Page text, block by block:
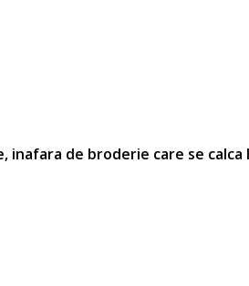
inafara de broderie care se